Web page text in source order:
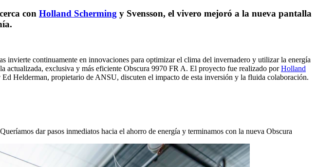
con Holland Scherming y Svensson, el vivero mejoró a la nueva pantalla
invierte continuamente en innovaciones para optimizar el clima del invernadero y utilizar la energía
actualizada, exclusiva y más eficiente Obscura 9970 FR A. El proyecto fue realizado porHolland
Helderman, propietario de ANSU, discuten el impacto de esta inversión y la fluida colaboración.
dar pasos inmediatos hacia el ahorro de energía y terminamos con la nueva Obscura